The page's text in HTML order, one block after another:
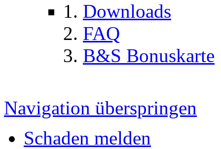
Downloads
FAQ
B&S Bonuskarte
Navigation überspringen
Schaden melden